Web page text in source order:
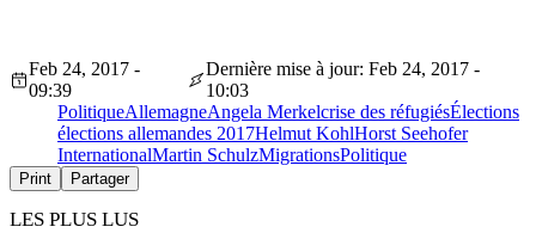
Feb 24, 2017 -
09:39
Dernière mise à jour: Feb 24, 2017 -
10:03
PolitiqueAllemagneAngela Merkelcrise des réfugiésÉlections
élections allemandes 2017Helmut KohlHorst Seehofer
InternationalMartin SchulzMigrationsPolitique
Print Partager
LES PLUS LUS